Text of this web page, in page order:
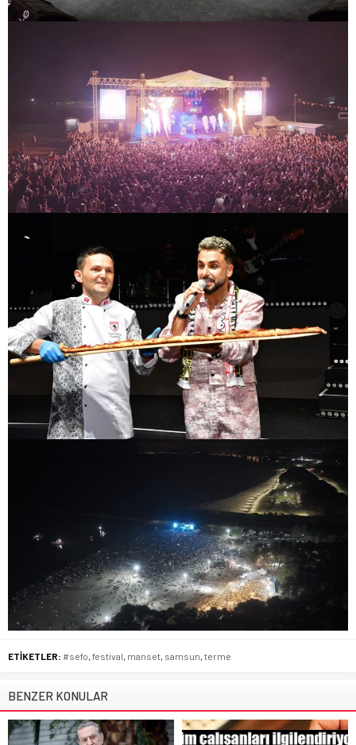
ETİKETLER: #sefo, festival, manset, samsun, terme
BENZER KONULAR